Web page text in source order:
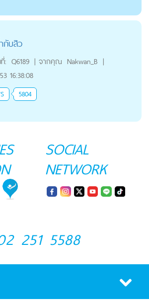
กับสิว
: Q6189 | จากคุณ Nakwan_B |
16:38:08
5804
SOCIAL
NETWORK
251 5588